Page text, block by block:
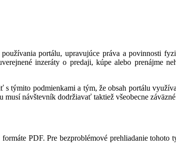
portálu, upravujúce práva a povinnosti
inzeráty o predaji, kúpe alebo prenájme
s týmito podmienkami a tým, že obsah portálu
návštevník dodržiavať taktiež všeobecne
PDF. Pre bezproblémové prehliadanie